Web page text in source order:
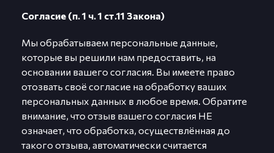
Согласие (п. 1 ч. 1 ст.11 Закона)
Мы обрабатываем персональные данные,
которые вы решили нам предоставить, на
основании вашего согласия. Вы имеете право
отозвать своё согласие на обработку ваших
персональных данных в любое время. Обратите
внимание, что отзыв вашего согласия НЕ
означает, что обработка, осуществлённая до
такого отзыва, автоматически считается